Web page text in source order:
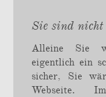
Sie sind nicht
Alleine Sie
eigentlich ein
sicher, Sie
Webseite.